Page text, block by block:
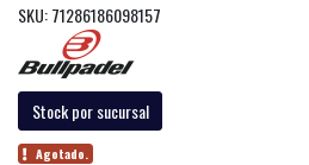
SKU: 71286186098157
Stock por sucursal
Agotado.